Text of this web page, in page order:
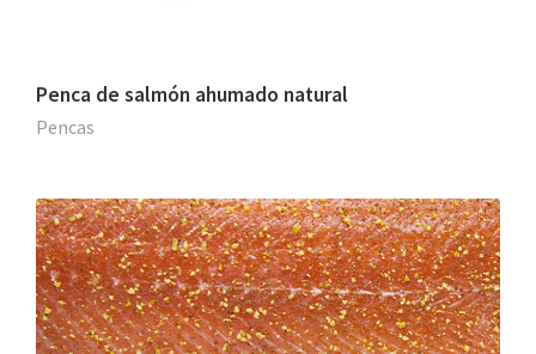
Penca de salmón ahumado natural
Pencas